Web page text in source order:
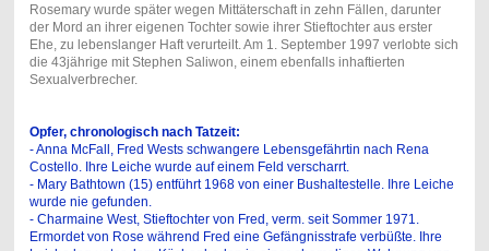
Rosemary wurde später wegen Mittäterschaft in zehn Fällen, darunter
der Mord an ihrer eigenen Tochter sowie ihrer Stieftochter aus erster
Ehe, zu lebenslanger Haft verurteilt. Am 1. September 1997 verlobte sich
die 43jährige mit Stephen Saliwon, einem ebenfalls inhaftierten
Sexualverbrecher.
Opfer, chronologisch nach Tatzeit:
- Anna McFall, Fred Wests schwangere Lebensgefährtin nach Rena
Costello. Ihre Leiche wurde auf einem Feld verscharrt.
- Mary Bathtown (15) entführt 1968 von einer Bushaltestelle. Ihre Leiche
wurde nie gefunden.
- Charmaine West, Stieftochter von Fred, verm. seit Sommer 1971.
Ermordet von Rose während Fred eine Gefängnisstrafe verbüßte. Ihre